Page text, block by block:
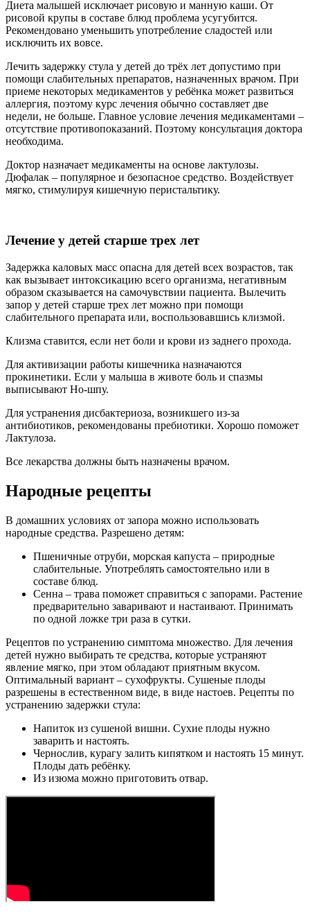
Диета малышей исключает рисовую и манную каши. От
рисовой крупы в составе блюд проблема усугубится.
Рекомендовано уменьшить употребление сладостей или
исключить их вовсе.
Лечить задержку стула у детей до трёх лет допустимо при
помощи слабительных препаратов, назначенных врачом. При
приеме некоторых медикаментов у ребёнка может развиться
аллергия, поэтому курс лечения обычно составляет две
недели, не больше. Главное условие лечения медикаментами –
отсутствие противопоказаний. Поэтому консультация доктора
необходима.
Доктор назначает медикаменты на основе лактулозы.
Дюфалак – популярное и безопасное средство. Воздействует
мягко, стимулируя кишечную перистальтику.
Лечение у детей старше трех лет
Задержка каловых масс опасна для детей всех возрастов, так
как вызывает интоксикацию всего организма, негативным
образом сказывается на самочувствии пациента. Вылечить
запор у детей старше трех лет можно при помощи
слабительного препарата или, воспользовавшись клизмой.
Клизма ставится, если нет боли и крови из заднего прохода.
Для активизации работы кишечника назначаются
прокинетики. Если у малыша в животе боль и спазмы
выписывают Но-шпу.
Для устранения дисбактериоза, возникшего из-за
антибиотиков, рекомендованы пребиотики. Хорошо поможет
Лактулоза.
Все лекарства должны быть назначены врачом.
Народные рецепты
В домашних условиях от запора можно использовать
народные средства. Разрешено детям:
Пшеничные отруби, морская капуста – природные
слабительные. Употреблять самостоятельно или в
составе блюд.
Сенна – трава поможет справиться с запорами. Растение
предварительно заваривают и настаивают. Принимать
по одной ложке три раза в сутки.
Рецептов по устранению симптома множество. Для лечения
детей нужно выбирать те средства, которые устраняют
явление мягко, при этом обладают приятным вкусом.
Оптимальный вариант – сухофрукты. Сушеные плоды
разрешены в естественном виде, в виде настоев. Рецепты по
устранению задержки стула:
Напиток из сушеной вишни. Сухие плоды нужно
заварить и настоять.
Чернослив, курагу залить кипятком и настоять 15 минут.
Плоды дать ребёнку.
Из изюма можно приготовить отвар.